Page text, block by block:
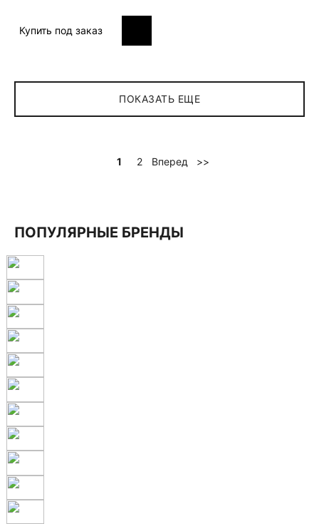
Купить под заказ
ПОКАЗАТЬ ЕЩЕ
1 2 Вперед >>
ПОПУЛЯРНЫЕ БРЕНДЫ